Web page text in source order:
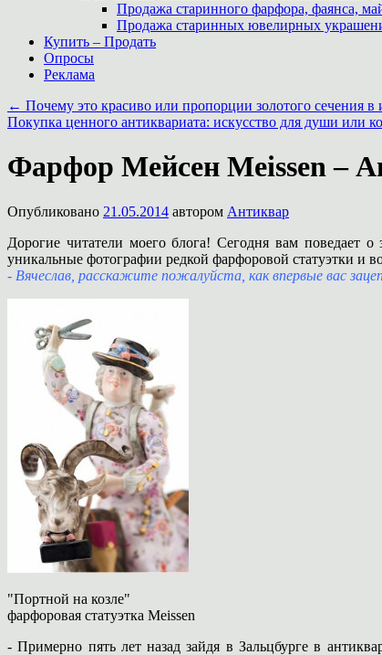
Продажа старинного фарфора, фаянса,
Продажа старинных ювелирных
Купить – Продать
Опросы
Реклама
← Почему это красиво или пропорции золотого сечения в
Покупка ценного антиквариата: искусство для души или
Фарфор Мейсен Meissen –
Опубликовано 21.05.2014 автором Антиквар
Дорогие читатели моего блога! Сегодня вам поведает
уникальные фотографии редкой фарфоровой статуэтки и
- Вячеслав, расскажите пожалуйста, как впервые вас
"Портной на козле"
фарфоровая статуэтка Meissen
- Примерно пять лет назад зайдя в Зальцбурге в